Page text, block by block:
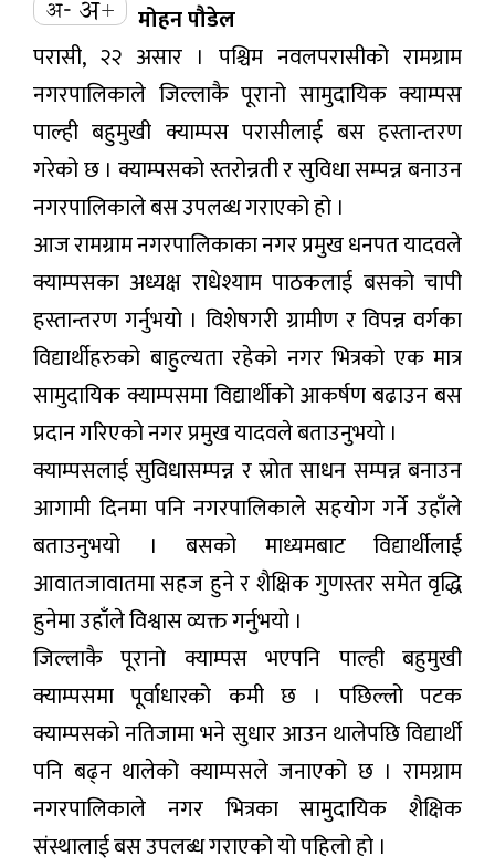
मोहन पौडेल
परासी, २२ असार । पश्चिम नवलपरासीको रामग्राम
नगरपालिकाले जिल्लाकै पूरानो सामुदायिक क्याम्पस
पाल्ही बहुमुखी क्याम्पस परासीलाई बस हस्तान्तरण
गरेको छ । क्याम्पसको स्तरोन्नती र सुविधा सम्पन्न बनाउन
नगरपालिकाले बस उपलब्ध गराएको हो ।
आज रामग्राम नगरपालिकाका नगर प्रमुख धनपत यादवले
क्याम्पसका अध्यक्ष राधेश्याम पाठकलाई बसको चापी
हस्तान्तरण गर्नुभयो । विशेषगरी ग्रामीण र विपन्न वर्गका
विद्यार्थीहरुको बाहुल्यता रहेको नगर भित्रको एक मात्र
सामुदायिक क्याम्पसमा विद्यार्थीको आकर्षण बढाउन बस
प्रदान गरिएको नगर प्रमुख यादवले बताउनुभयो ।
क्याम्पसलाई सुविधासम्पन्न र स्रोत साधन सम्पन्न बनाउन
आगामी दिनमा पनि नगरपालिकाले सहयोग गर्ने उहाँले
बताउनुभयो । बसको माध्यमबाट विद्यार्थीलाई
आवातजावातमा सहज हुने र शैक्षिक गुणस्तर समेत वृद्धि
हुनेमा उहाँले विश्वास व्यक्त गर्नुभयो ।
जिल्लाकै पूरानो क्याम्पस भएपनि पाल्ही बहुमुखी
क्याम्पसमा पूर्वाधारको कमी छ । पछिल्लो पटक
क्याम्पसको नतिजामा भने सुधार आउन थालेपछि विद्यार्थी
पनि बढ्न थालेको क्याम्पसले जनाएको छ । रामग्राम
नगरपालिकाले नगर भित्रका सामुदायिक शैक्षिक
संस्थालाई बस उपलब्ध गराएको यो पहिलो हो ।